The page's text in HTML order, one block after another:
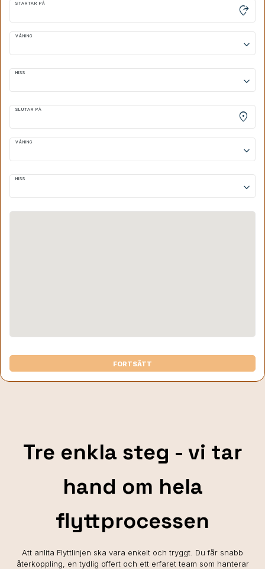
STARTAR PÅ
moved_location
VÅNING
keyboard_arrow_down
HISS
keyboard_arrow_down
SLUTAR PÅ
location_on
VÅNING
keyboard_arrow_down
HISS
keyboard_arrow_down
FORTSÄTT
Tre enkla steg - vi tar
hand om hela
flyttprocessen
Att anlita Flyttlinjen ska vara enkelt och tryggt. Du får snabb
återkoppling, en tydlig offert och ett erfaret team som hanterar